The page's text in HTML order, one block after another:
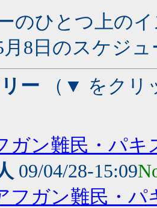
のひとつ上の
月8日のスケジ
ー （▼ をクリ
ガン難民・パ
09/04/28-15:09
フガン難民・